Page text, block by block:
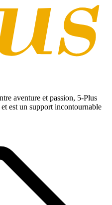
aventure et passion, 5-Plus
est un support incontournable